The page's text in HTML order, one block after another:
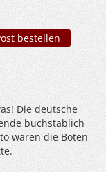
bestellen
Die deutsche
buchstäblich
waren die Boten